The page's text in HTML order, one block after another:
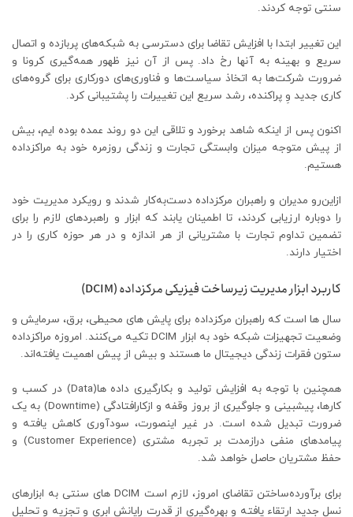
سنتی توجه کردند.
این تغییر ابتدا با افزایش تقاضا برای دسترسی به شبکه‌های پربازده و اتصال
سریع و بهینه به آنها رخ داد. پس از آن نیز ظهور همه‌گیری کرونا و
ضرورت شرکت‌ها به اتخاذ سیاست‌ها و فناوری‌های دورکاری برای گروه‌های
کاری جدید وِ پراکنده، رشد سریع این تغییرات را پشتیبانی کرد.
اکنون پس از اینکه شاهد برخورد و تلاقی این دو روند عمده بوده ایم، بیش
از پیش متوجه میزان وابستگی تجارت و زندگی روزمره خود به مراکزداده
هستیم.
ازاین‌رو مدیران و راهبران مرکزداده دست‌به‌کار شدند و رویکرد مدیریت خود
را دوباره ارزیابی کردند، تا اطمینان یابند که ابزار و راهبردهای لازم را برای
تضمین تداوم تجارت با مشتریانی از هر اندازه و در هر حوزه کاری را در
اختیار دارند.
کاربرد ابزار مدیریت زیرساخت فیزیکی مرکزداده (DCIM
)
سال ‏ها است که راهبران مرکزداده برای پایش ‏های محیطی، برق، سرمایش و
وضعیت تجهیزات شبکه خود به ابزار DCIM تکیه می‌کنند. امروزه مراکزداده
ستون فقرات زندگی دیجیتال ما هستند و بیش از پیش اهمیت یافته‌اند.
همچنین با توجه به افزایش تولید و بکارگیری داده‏ ها(Data) در کسب و
کارها، پیش‏بینی و جلوگیری از بروز وقفه و ازکارافتادگی (Downtime) به یک
ضرورت تبدیل شده است. در غیر اینصورت، سودآوری کاهش یافته و
پیامدهای منفی درازمدت بر تجربه مشتری (Customer Experience) و
حفظ مشتریان حاصل خواهد شد.
برای برآورده‌ساختن تقاضای امروز، لازم است DCIM های سنتی به ابزارهای
نسل جدید ارتقاء یافته و بهره‌گیری از قدرت رایانش ابری و تجزیه‌ و تحلیل